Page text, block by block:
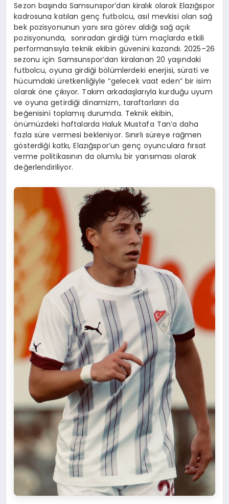
Sezon başında Samsunspor’dan kiralık olarak Elazığspor
kadrosuna katılan genç futbolcu, asıl mevkisi olan sağ
bek pozisyonunun yanı sıra görev aldığı sağ açık
pozisyonunda, sonradan girdiği tüm maçlarda etkili
performansıyla teknik ekibin güvenini kazandı. 2025–26
sezonu için Samsunspor’dan kiralanan 20 yaşındaki
futbolcu, oyuna girdiği bölümlerdeki enerjisi, sürati ve
hücumdaki üretkenliğiyle “gelecek vaat eden” bir isim
olarak öne çıkıyor. Takım arkadaşlarıyla kurduğu uyum
ve oyuna getirdiği dinamizm, taraftarların da
beğenisini toplamış durumda. Teknik ekibin,
önümüzdeki haftalarda Haluk Mustafa Tan’a daha
fazla süre vermesi bekleniyor. Sınırlı süreye rağmen
gösterdiği katkı, Elazığspor’un genç oyunculara fırsat
verme politikasının da olumlu bir yansıması olarak
değerlendiriliyor.